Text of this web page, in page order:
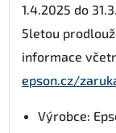
1.4.2025 do
5letou
informace
epson.cz/
Výrobce: